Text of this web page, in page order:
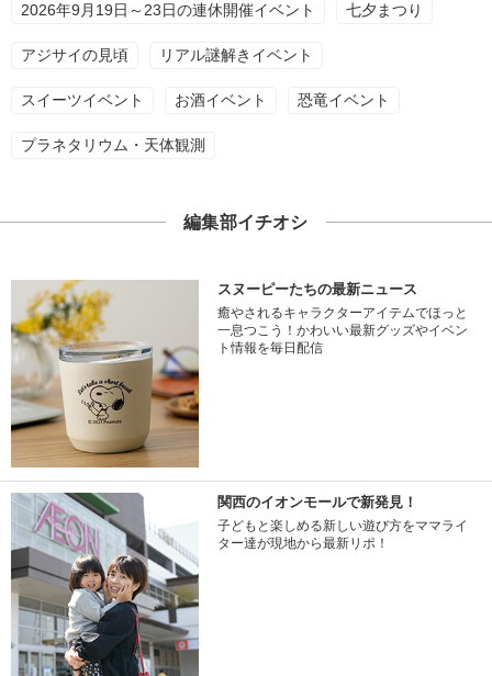
2026年9月19日～23日の連休開催イベント 七夕まつり
アジサイの見頃 リアル謎解きイベント
スイーツイベント お酒イベント 恐竜イベント
プラネタリウム・天体観測
編集部イチオシ
スヌーピーたちの最新ニュース
癒やされるキャラクターアイテムでほっと
一息つこう！かわいい最新グッズやイベン
ト情報を毎日配信
関西のイオンモールで新発見！
子どもと楽しめる新しい遊び方をママライ
ター達が現地から最新リポ！